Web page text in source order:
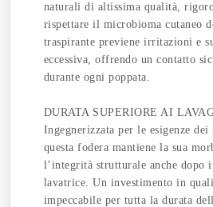
naturali di altissima qualità,
rispettare il microbioma cutaneo
traspirante previene irritazioni e
eccessiva, offrendo un contatto
durante ogni poppata.
DURATA SUPERIORE AI
Ingegnerizzata per le esigenze
questa fodera mantiene la sua
l’integrità strutturale anche
lavatrice. Un investimento in
impeccabile per tutta la durata